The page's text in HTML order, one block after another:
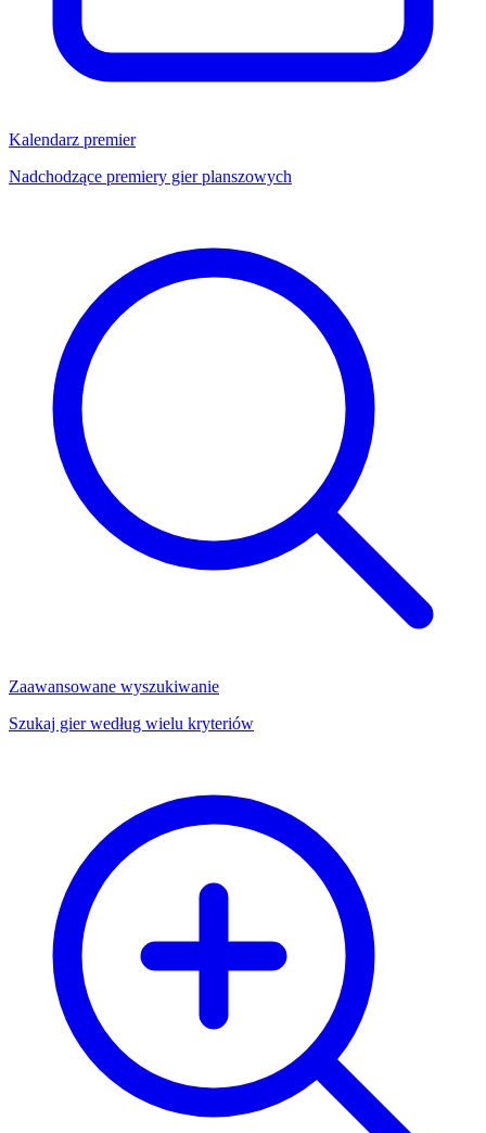
Kalendarz premier
Nadchodzące premiery gier planszowych
Zaawansowane wyszukiwanie
Szukaj gier według wielu kryteriów